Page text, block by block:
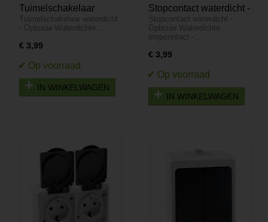
Tuimelschakelaar
waterdicht - Opbouw
Tuimelschakelaar waterdicht
- Opbouw Waterdichte…
€ 3,99
IN WINKELWAGEN
Stopcontact waterdicht -
Opbouw
Stopcontact waterdicht -
Opbouw Waterdichte
stopcontact -…
€ 3,99
IN WINKELWAGEN